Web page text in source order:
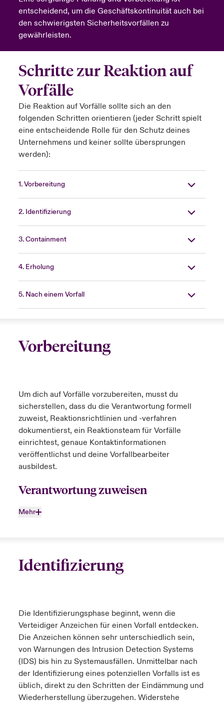
Kontakt
Anmeldung
Schäden
Investor Relations
Group
Umwelt- und Klimarisiken 2025
Services Snapshot
Deutschland
(French)
America
(French)
America
(French)
America
(French)
America
(French)
America
(French)
America
(French)
America
(French)
America
(French)
America
(French)
America
(French)
America
entscheidend, um die Geschäftskontinuität auch bei
den schwierigsten Sicherheitsvorfällen zu
gewährleisten.
Schritte zur Reaktion auf
Vorfälle
Die Reaktion auf Vorfälle sollte sich an den
folgenden Schritten orientieren (jeder Schritt spielt
eine entscheidende Rolle für den Schutz deines
Unternehmens und keiner sollte übersprungen
werden):
1. Vorbereitung
2. Identifizierung
3. Containment
4. Erholung
5. Nach einem Vorfall
Vorbereitung
Um dich auf Vorfälle vorzubereiten, musst du
sicherstellen, dass du die Verantwortung formell
zuweist, Reaktionsrichtlinien und -verfahren
dokumentierst, ein Reaktionsteam für Vorfälle
einrichtest, genaue Kontaktinformationen
veröffentlichst und deine Vorfallbearbeiter
ausbildest.
Verantwortung zuweisen
Mehr
Identifizierung
Die Identifizierungsphase beginnt, wenn die
Verteidiger Anzeichen für einen Vorfall entdecken.
Die Anzeichen können sehr unterschiedlich sein,
von Warnungen des Intrusion Detection Systems
(IDS) bis hin zu Systemausfällen. Unmittelbar nach
der Identifizierung eines potenziellen Vorfalls ist es
üblich, direkt zu den Schritten der Eindämmung und
Wiederherstellung überzugehen. Widerstehe